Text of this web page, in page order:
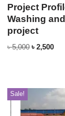
Project
Washing
project
৳5,000 ৳ 2,500
Sale!